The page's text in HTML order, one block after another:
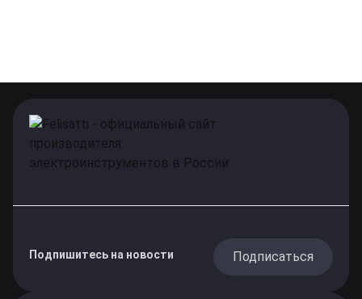
Подпишитесь на новости Подписаться